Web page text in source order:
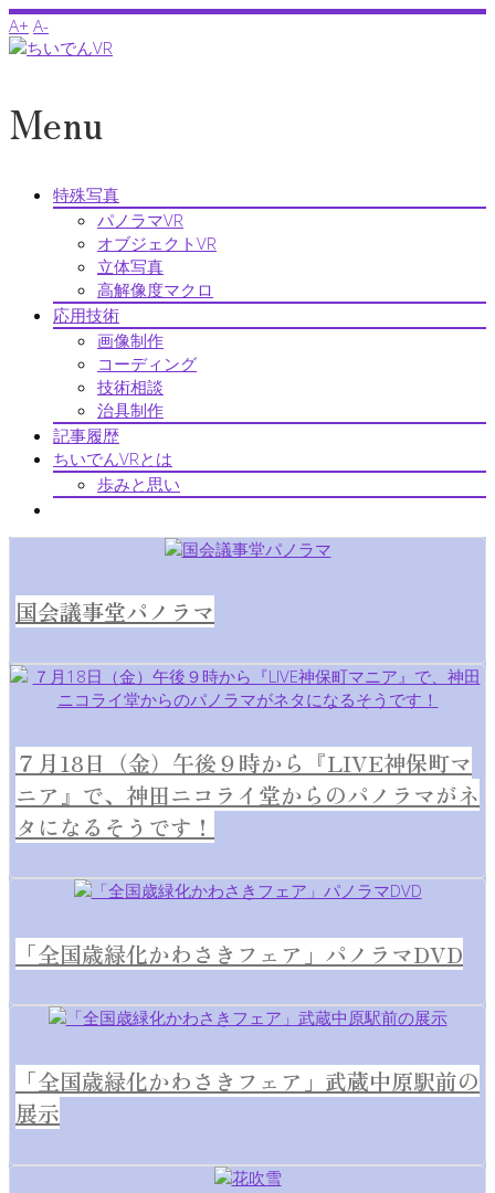
A+ A-
Menu
特殊写真
パノラマVR
オブジェクトVR
立体写真
高解像度マクロ
応用技術
画像制作
コーディング
技術相談
治具制作
記事履歴
ちいでんVRとは
歩みと思い
国会議事堂パノラマ
７月18日（金）午後９時から『LIVE神保町マ
ニア』で、神田ニコライ堂からのパノラマがネ
タになるそうです！
「全国歳緑化かわさきフェア」パノラマDVD
「全国歳緑化かわさきフェア」武蔵中原駅前の
展示